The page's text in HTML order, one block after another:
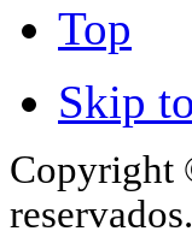
Top
Skip
Copyright